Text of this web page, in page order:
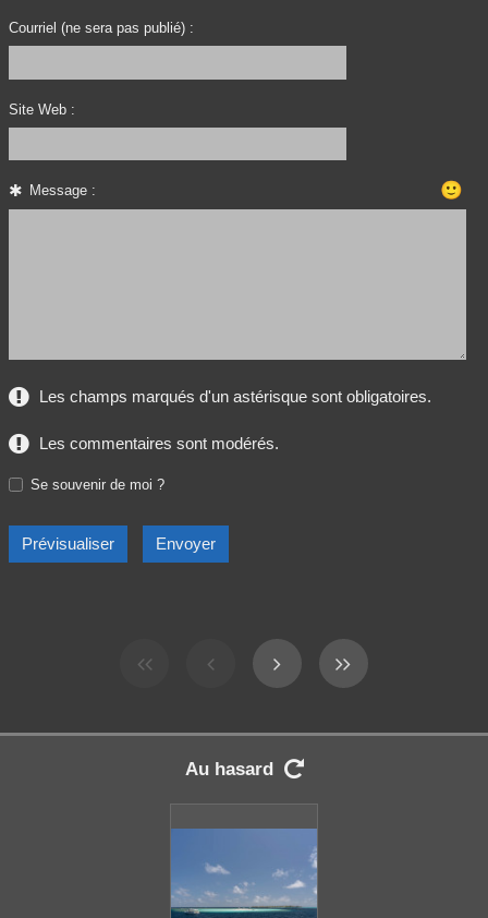
Courriel (ne sera pas publié) :
Site Web :
Message : 🙂
Les champs marqués d'un astérisque sont obligatoires.
Les commentaires sont modérés.
Se souvenir de moi ?
Au hasard 